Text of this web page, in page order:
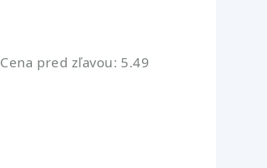
Cena pred zľavou: 5.49